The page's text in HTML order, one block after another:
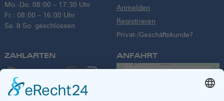
Mo.-Do. 08:00 – 17:30 Uhr
Fr.: 08:00 – 16:00 Uhr
Sa. & So. geschlossen
Anmelden
Registrieren
Privat-/Geschäftskunde?
ZAHLARTEN ANFAHRT